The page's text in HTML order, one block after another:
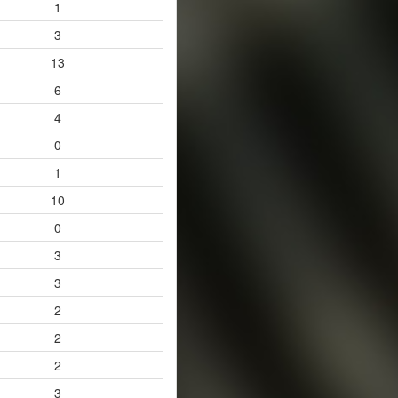
1
3
13
6
4
0
1
10
0
3
3
2
2
2
3